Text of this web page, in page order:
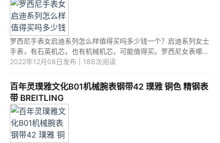
罗西尼手表女启迪系列怎么样值得买吗多少钱一个？启迪系列女士
手表，有石英机芯，也有机械机芯，可能值得买。罗西尼女表哪款
性价比高又好看又便宜？CHIC系列石英手表，500多，是玫瑰金
2022年12月08日发布 | 188次阅读
百年灵璞雅文化B01机械腕表钢带42 璞雅 铜色 精钢表
带 BREITLING